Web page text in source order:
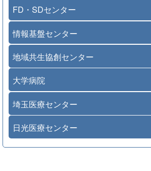
FD・SDセンター
情報基盤センター
地域共生協創センター
大学病院
埼玉医療センター
日光医療センター